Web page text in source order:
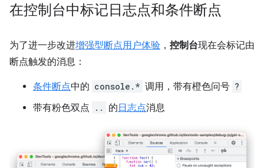
在控制台中标记日志点和条件断点
为了进一步改进增强型断点用户体验 ， 控制台现在会标记由
断点触发的消息：
条件断点中的 console.* 调用，带有橙色问号 ?
带有粉色双点 .. 的日志点消息